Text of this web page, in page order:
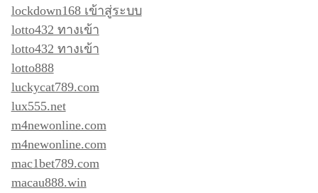
lockdown168 เข้าสู่ระบบ
lotto432 ทางเข้า
lotto432 ทางเข้า
lotto888
luckycat789.com
lux555.net
m4newonline.com
m4newonline.com
mac1bet789.com
macau888.win